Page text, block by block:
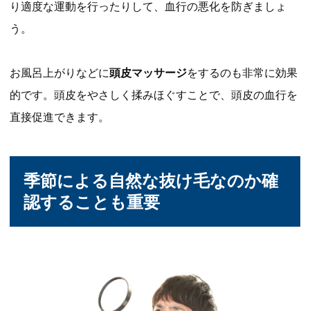
り適度な運動を行ったりして、血行の悪化を防ぎましょ
う。
お風呂上がりなどに頭皮マッサージをするのも非常に効果
的です。頭皮をやさしく揉みほぐすことで、頭皮の血行を
直接促進できます。
季節による自然な抜け毛なのか確
認することも重要